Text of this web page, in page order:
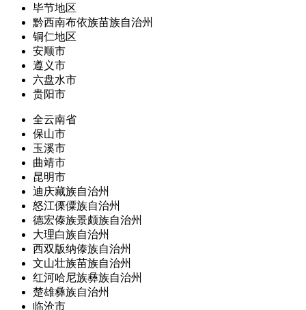
毕节地区
黔西南布依族苗族自治州
铜仁地区
安顺市
遵义市
六盘水市
贵阳市
全云南省
保山市
玉溪市
曲靖市
昆明市
迪庆藏族自治州
怒江傈僳族自治州
德宏傣族景颇族自治州
大理白族自治州
西双版纳傣族自治州
文山壮族苗族自治州
红河哈尼族彝族自治州
楚雄彝族自治州
临沧市